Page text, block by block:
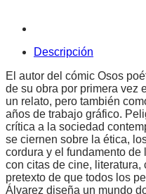
Descripción
El autor del cómic Osos
de su obra por primera vez
un relato, pero también
años de trabajo gráfico.
crítica a la sociedad
se ciernen sobre la ética,
cordura y el fundamento
con citas de cine, literatura,
pretexto de que todos los
Álvarez diseña un mundo